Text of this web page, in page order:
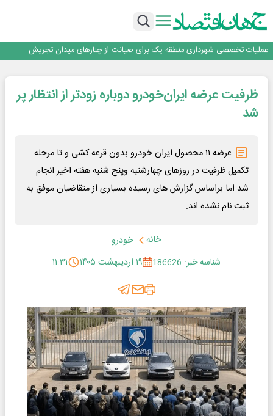
اعتماد، مهم‌ترین سرمایه بانک و رسانه است
عملیات تخصصی شهرداری منطقه یک برای صیانت از چنارهای میدان تجریش
هم‌افزایی تامین سرمایه تمدن و رسانه‌ها برای توسعه بازار سرمایه
اعتماد، مهم‌ترین سرمایه بانک و رسانه است
ظرفیت عرضه ایران‌خودرو دوباره زودتر از انتظار پر
شد
عرضه ۱۱ محصول ایران خودرو‌ بدون قرعه کشی و تا مرحله
تکمیل ظرفیت در روزهای چهارشنبه و‌پنج شنبه هفته اخیر انجام
شد اما براساس گزارش های رسیده بسیاری از متقاضیان موفق به
ثبت نام نشده اند.
خانه
خودرو
شناسه خبر: 186626
۱۹ اردیبهشت ۱۴۰۵ ۱۱:۳۱